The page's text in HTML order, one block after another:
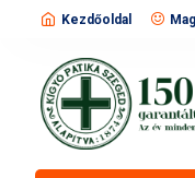
Kezdőoldal